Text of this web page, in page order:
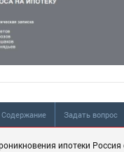
Содержание Задать вопрос
ипотеки